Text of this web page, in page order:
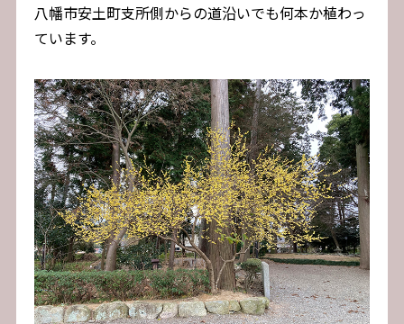
八幡市安土町支所側からの道沿いでも何本か植わっ
ています。